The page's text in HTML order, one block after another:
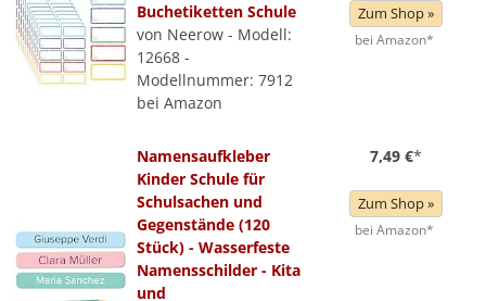
Buchetiketten Schule
von Neerow - Modell:
12668 -
Modellnummer: 7912
bei Amazon
Zum Shop »
bei Amazon*
Namensaufkleber
Kinder Schule für
Schulsachen und
Gegenstände (120
Stück) - Wasserfeste
Namensschilder - Kita
und
7,49 €*
Zum Shop »
bei Amazon*